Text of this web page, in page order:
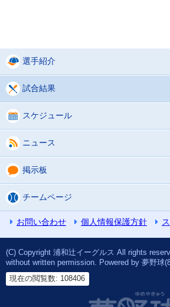
選手紹介
試合結果
スケジュール
ニュース
掲示板
チームページ
お問い合わせ 個人情報保護方針
(C) Copyright 浦和辻イーグルス All rights
without written permission. Powered by 夢野球
現在の閲覧数: 108406